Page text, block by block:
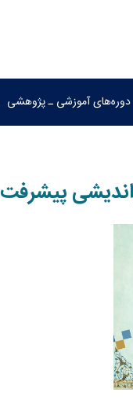
دوره‌های آموزشی ـ پژوهشی
پیشرفت